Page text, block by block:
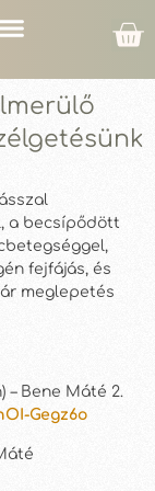
a becsípődött
fejfájás, és
meglepetés
– Bene Máté 2.
Gegz6o